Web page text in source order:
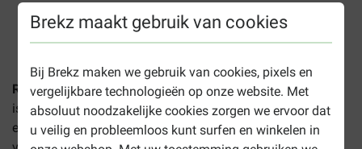
Brekz maakt gebruik van cookies
Bij Brekz maken we gebruik van cookies, pixels en
vergelijkbare technologieën op onze website. Met
absoluut noodzakelijke cookies zorgen we ervoor dat
u veilig en probleemloos kunt surfen en winkelen in
1-3 werkdagen levertijd, tenzij anders aangegeven
Royal Canin Kitten kattenvoer is een volledige voeding en
is geschikt voor kittens van 4 tot 12 maanden en drachtige
en zogende poezen. Deze voeding kunt u uw kitten